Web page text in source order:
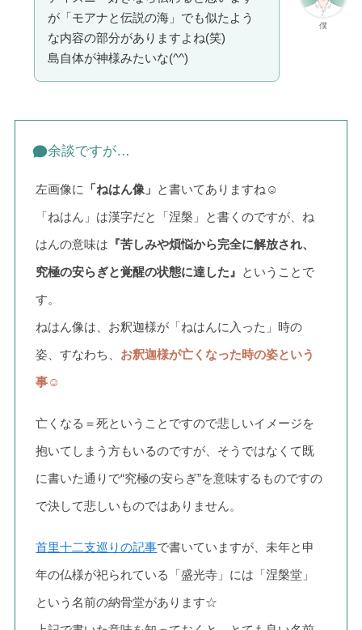
僕
が「モアナと伝説の海」でも似たよう
な内容の部分がありますよね(笑)
島自体が神様みたいな(^^)
余談ですが…
左画像に 「ねはん像」 と書いてありますね☺
「ねはん」は漢字だと「涅槃」と書くのですが、ね
はんの意味は 『苦しみや煩悩から完全に解放され、
究極の安らぎと覚醒の状態に達した』 ということで
す。
ねはん像は、お釈迦様が「ねはんに入った」時の
姿、すなわち、 お釈迦様が亡くなった時の姿という
事☺
亡くなる＝死ということですので悲しいイメージを
抱いてしまう方もいるのですが、そうではなくて既
に書いた通りで“究極の安らぎ”を意味するものですの
で決して悲しいものではありません。
首里十二支巡りの記事で書いていますが、未年と申
年の仏様が祀られている「盛光寺」には「涅槃堂」
という名前の納骨堂があります☆